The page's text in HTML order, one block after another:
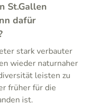
St.Gallen
dafür
stark verbauter
wieder naturnaher
leisten zu
früher für die
ist.